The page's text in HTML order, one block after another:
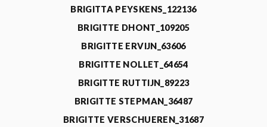
BRIGITTA PEYSKENS_122136
BRIGITTE DHONT_109205
BRIGITTE ERVIJN_63606
BRIGITTE NOLLET_64654
BRIGITTE RUTTIJN_89223
BRIGITTE STEPMAN_36487
BRIGITTE VERSCHUEREN_31687